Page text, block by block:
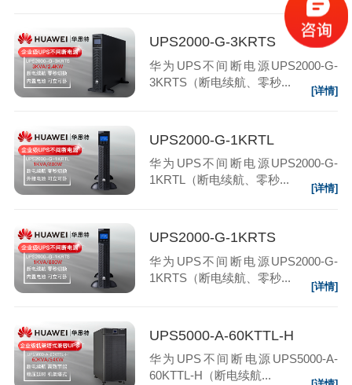
UPS2000-G-3KRTS
华为UPS不间断电源UPS2000-G-
3KRTS（断电续航、零秒...
[详情]
UPS2000-G-1KRTL
华为UPS不间断电源UPS2000-G-
1KRTL（断电续航、零秒...
[详情]
UPS2000-G-1KRTS
华为UPS不间断电源UPS2000-G-
1KRTS（断电续航、零秒...
[详情]
UPS5000-A-60KTTL-H
华为UPS不间断电源UPS5000-A-
60KTTL-H（断电续航...